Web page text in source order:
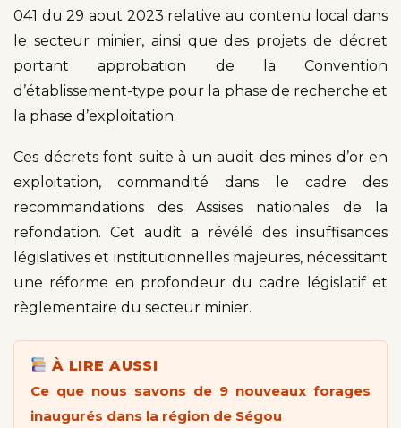
041 du 29 aout 2023 relative au contenu local dans
le secteur minier, ainsi que des projets de décret
portant approbation de la Convention
d’établissement-type pour la phase de recherche et
la phase d’exploitation.
Ces décrets font suite à un audit des mines d’or en
exploitation, commandité dans le cadre des
recommandations des Assises nationales de la
refondation. Cet audit a révélé des insuffisances
législatives et institutionnelles majeures, nécessitant
une réforme en profondeur du cadre législatif et
règlementaire du secteur minier.
À LIRE AUSSI
Ce que nous savons de 9 nouveaux forages
inaugurés dans la région de Ségou